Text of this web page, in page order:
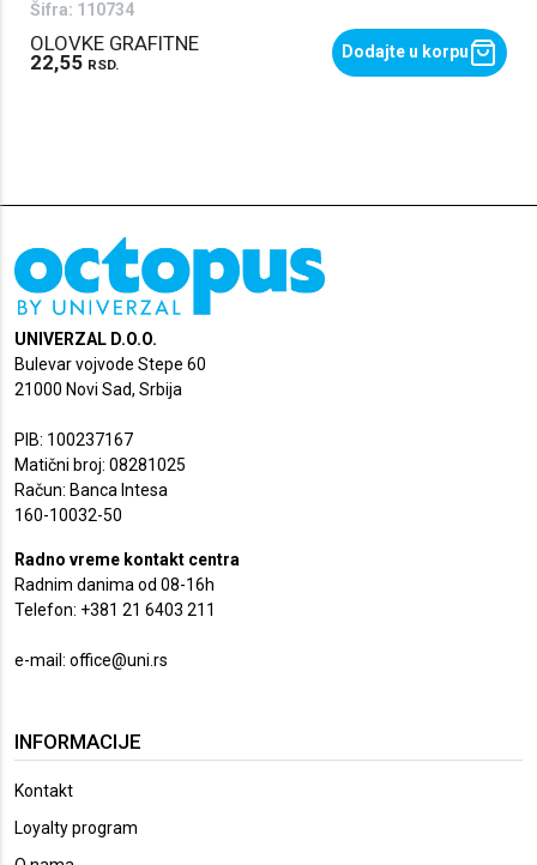
Šifra: 110734
OLOVKE GRAFITNE
22,55 RSD.
Dodajte u korpu
UNIVERZAL D.O.O.
Bulevar vojvode Stepe 60
21000 Novi Sad, Srbija
PIB: 100237167
Matični broj: 08281025
Račun: Banca Intesa
160-10032-50
Radno vreme kontakt centra
Radnim danima od 08-16h
Telefon: +381 21 6403 211
e-mail: office@uni.rs
INFORMACIJE
Kontakt
Loyalty program